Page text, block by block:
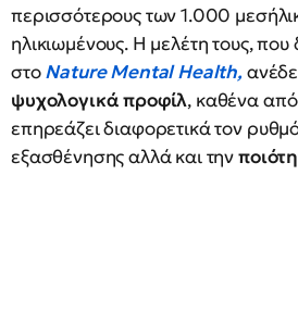
περισσότερους των 1.000
ηλικιωμένους. Η μελέτη τους, που
στοNature Mental Health,
ψυχολογικά προφίλ, καθένα
επηρεάζει διαφορετικά τον
εξασθένησης αλλά και την